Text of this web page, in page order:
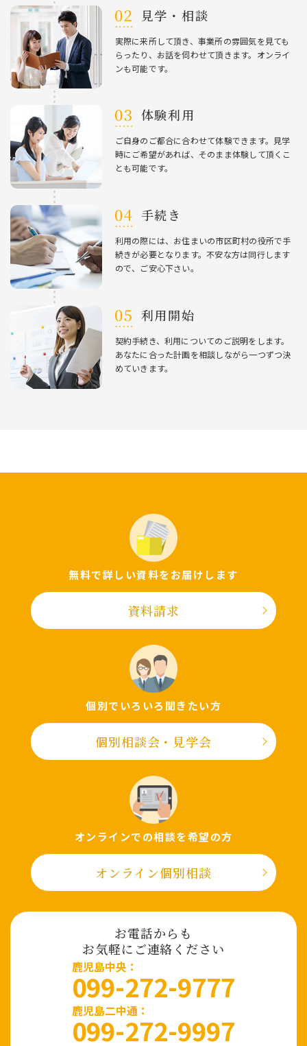
⾒学・相談
実際に来所して頂き、事業所の雰囲気を⾒ても
らったり、お話を伺わせて頂きます。オンライ
ンも可能です。
体験利⽤
ご⾃⾝のご都合に合わせて体験できます。⾒学
時にご希望があれば、そのまま体験して頂くこ
とも可能です。
⼿続き
利⽤の際には、お住まいの市区町村の役所で⼿
続きが必要となります。不安な⽅は同⾏します
ので、ご安⼼下さい。
利⽤開始
契約⼿続き、利⽤についてのご説明をします。
あなたに合った計画を相談しながら⼀つずつ決
めていきます。
無料で詳しい資料をお届けします
資料請求
個別でいろいろ聞きたい⽅
個別相談会・⾒学会
オンラインでの相談を希望の⽅
オンライン個別相談
お電話からも
お気軽にご連絡ください
⿅児島中央：
099-272-9777
鹿児島二中通：
099-272-9997